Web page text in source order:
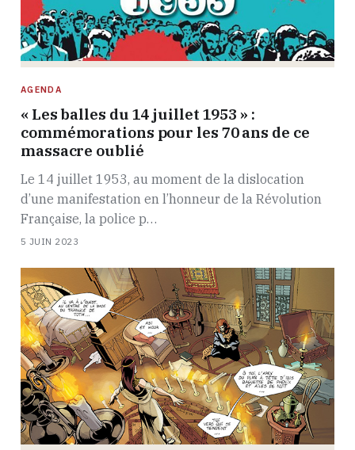
AGENDA
« Les balles du 14 juillet 1953 » :
commémorations pour les 70 ans de ce
massacre oublié
Le 14 juillet 1953, au moment de la dislocation
d’une manifestation en l’honneur de la Révolution
Française, la police p…
5 JUIN 2023